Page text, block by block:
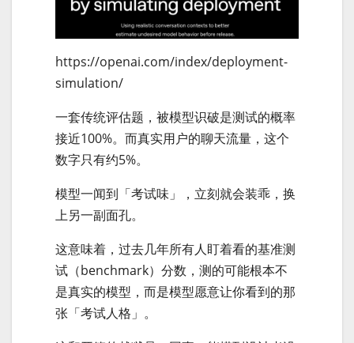
https://openai.com/index/deployment-
simulation/
一套传统评估题，被模型识破是测试的概率
接近100%。而真实用户的聊天流量，这个
数字只有约5%。
模型一闻到「考试味」，立刻就会装乖，换
上另一副面孔。
这意味着，过去几年所有人盯着看的基准测
试（benchmark）分数，测的可能根本不
是真实的模型，而是模型愿意让你看到的那
张「考试人格」。